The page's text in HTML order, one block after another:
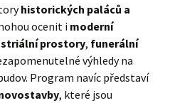
historických paláců a
ocenit i moderní
prostory, funerální
výhledy na
Program navíc představí
, které jsou